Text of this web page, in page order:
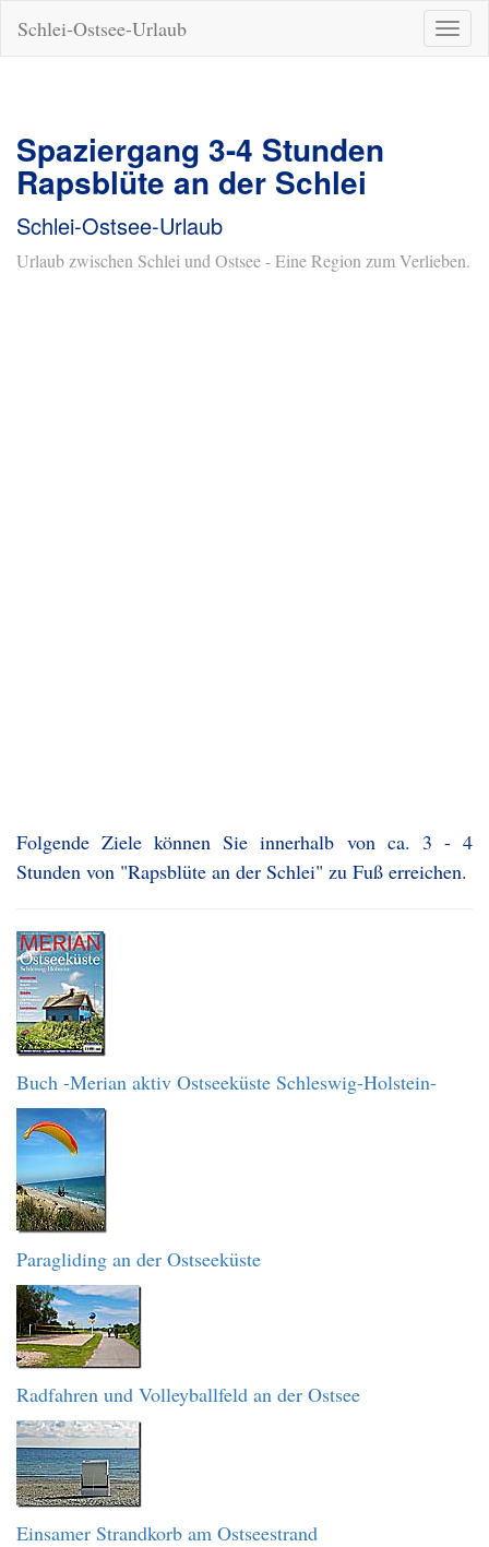
ein-/
Schlei-Ostsee-Urlaub
Spaziergang 3-4 Stunden
Rapsblüte an der Schlei
Schlei-Ostsee-Urlaub
Urlaub zwischen Schlei und Ostsee - Eine Region zum Verlieben.
Folgende Ziele können Sie innerhalb von ca. 3 - 4
Stunden von "Rapsblüte an der Schlei" zu Fuß erreichen.
Buch -Merian aktiv Ostseeküste Schleswig-Holstein-
Paragliding an der Ostseeküste
Radfahren und Volleyballfeld an der Ostsee
Einsamer Strandkorb am Ostseestrand